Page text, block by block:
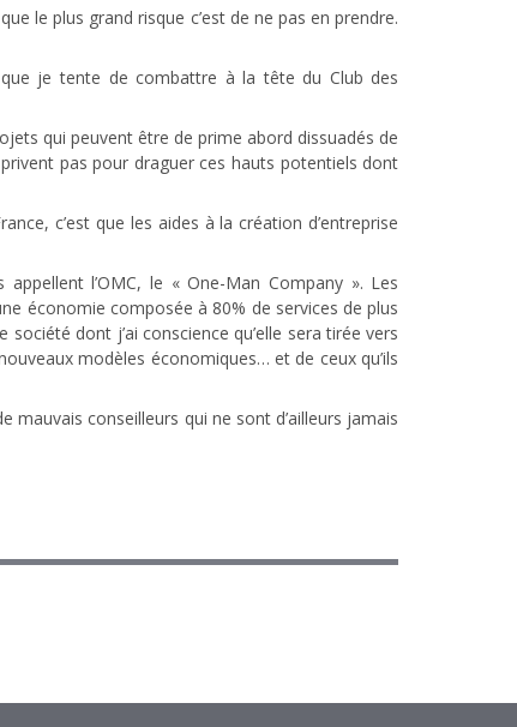
le plus grand risque c’est de ne pas en prendre.
que je tente de combattre à la tête du Club des
qui peuvent être de prime abord dissuadés de
pas pour draguer ces hauts potentiels dont
c’est que les aides à la création d’entreprise
l’OMC, le « One-Man Company ». Les
économie composée à 80% de services de plus
dont j’ai conscience qu’elle sera tirée vers
modèles économiques… et de ceux qu’ils
conseilleurs qui ne sont d’ailleurs jamais